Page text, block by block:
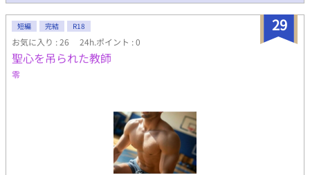
無理矢理入学させられた挙句、卒業するまで帰れません！ 魔術マ
ニアにとっては天国でも不登校児にとっては地獄、そんな素敵な
拷問スクールライフの幕が今あがる！ ネタレベルのホモからガチ
ホモまでいますんで一応ＢＬとさせていただきましたが、エロは
ないです。気を付けてください。
29
短編 完結 R18
お気に入り : 26 24h.ポイント : 0
聖心を吊られた教師
零